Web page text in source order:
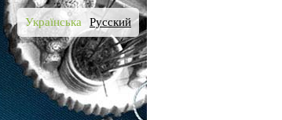
Українська Русский